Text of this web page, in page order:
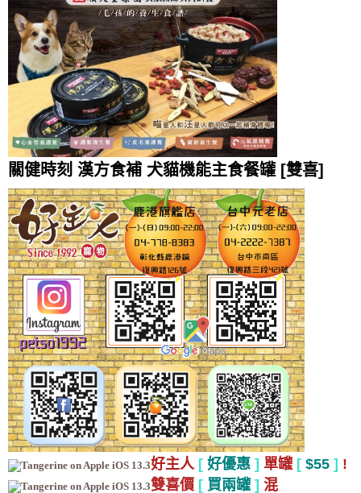
關健時刻 漢方食補 犬貓機能主食餐罐 [雙喜]
好主人 [ 好優惠 ] 單罐 [ $55 ] !
雙喜價 [ 買兩罐] 混